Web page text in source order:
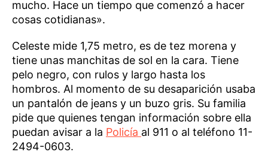
mucho. Hace un tiempo que comenzó a hacer
cosas cotidianas».
Celeste mide 1,75 metro, es de tez morena y
tiene unas manchitas de sol en la cara. Tiene
pelo negro, con rulos y largo hasta los
hombros. Al momento de su desaparición usaba
un pantalón de jeans y un buzo gris. Su familia
pide que quienes tengan información sobre ella
puedan avisar a la Policía al 911 o al teléfono 11-
2494-0603.